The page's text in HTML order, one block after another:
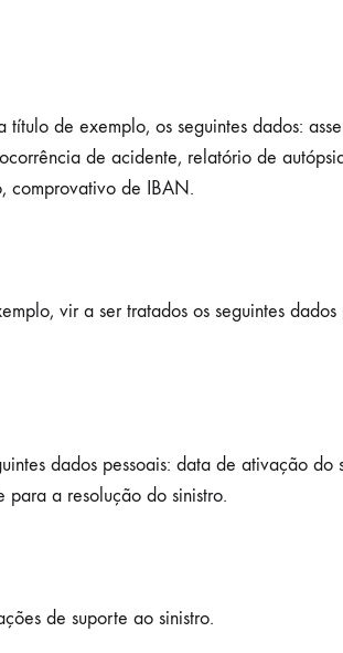
de exemplo, os seguintes dados:
de acidente, relatório de
comprovativo de IBAN.
vir a ser tratados os seguintes dados
dados pessoais: data de ativação do
para a resolução do sinistro.
de suporte ao sinistro.